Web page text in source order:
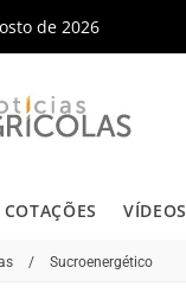
de 2026
COTAÇÕES VÍDEOS
/ Sucroenergético